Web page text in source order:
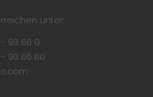
unter:
93 66 0
93 66 60